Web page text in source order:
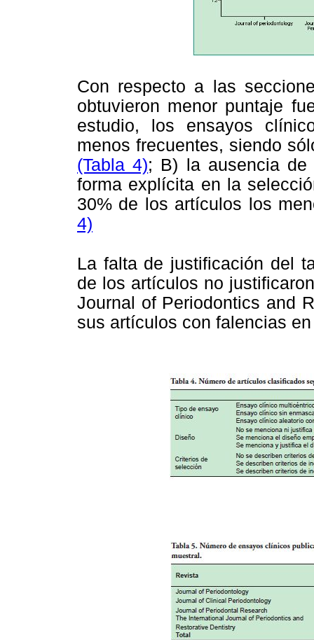
Con respecto a las
obtuvieron menor puntaje
estudio, los ensayos
menos frecuentes, siendo
(Tabla 4); B) la ausencia de
forma explícita en la
30% de los artículos los
4)
La falta de justificación del
de los artículos no
Journal of Periodontics and
sus artículos con falencias